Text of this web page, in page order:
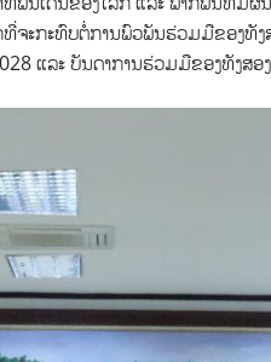
ະກະທົບຕໍ່ການພົວພັນຮ່ວມມືຂອງທັງ
ແລະ ບັນດາການຮ່ວມມືຂອງທັງສ